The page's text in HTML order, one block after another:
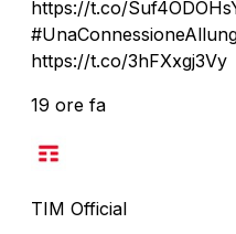
https://t.co/
https://t.co/3hFXxgj3Vy
19 ore fa
TIM Official